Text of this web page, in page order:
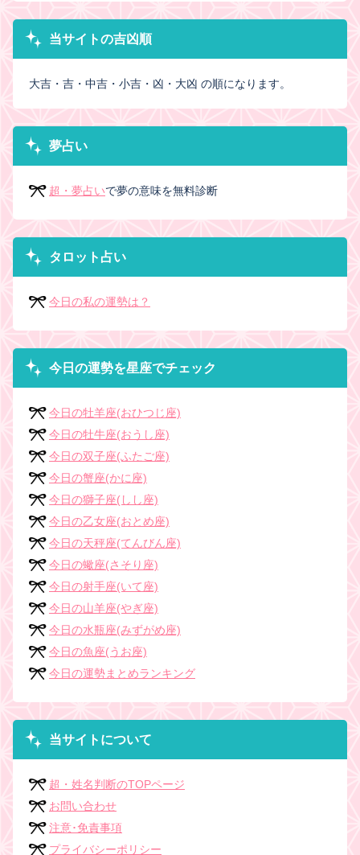
当サイトの吉凶順
大吉・吉・中吉・小吉・凶・大凶 の順になります。
夢占い
超・夢占いで夢の意味を無料診断
タロット占い
今日の私の運勢は？
今日の運勢を星座でチェック
今日の牡羊座(おひつじ座)
今日の牡牛座(おうし座)
今日の双子座(ふたご座)
今日の蟹座(かに座)
今日の獅子座(しし座)
今日の乙女座(おとめ座)
今日の天秤座(てんびん座)
今日の蠍座(さそり座)
今日の射手座(いて座)
今日の山羊座(やぎ座)
今日の水瓶座(みずがめ座)
今日の魚座(うお座)
今日の運勢まとめランキング
当サイトについて
超・姓名判断のTOPページ
お問い合わせ
注意･免責事項
プライバシーポリシー